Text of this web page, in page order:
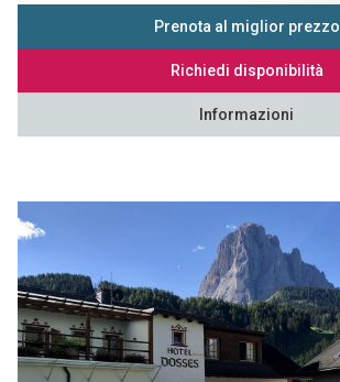
Prenota al miglior prezzo
Richiedi disponibilità
Informazioni